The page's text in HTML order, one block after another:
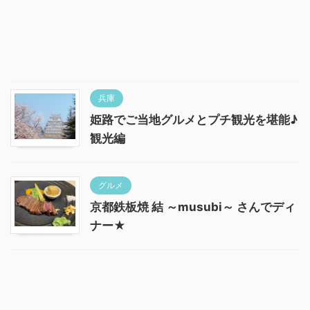
兵庫
姫路でご当地グルメとプチ観光を堪能♪
観光編
グルメ
京都鉄板焼 結 ～musubi～ さんでディ
ナー★